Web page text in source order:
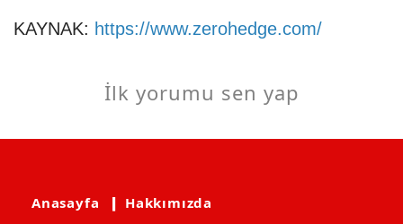
KAYNAK: https://www.zerohedge.com/
İlk yorumu sen yap
Anasayfa ❙ Hakkımızda